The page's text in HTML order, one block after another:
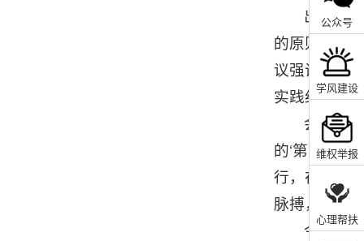
出征仪
的原则，围
议强调，安
实践纪律，
会上，
的‘第二课堂
行，在确保
脉搏，力争
今年我
公众号
学风建设
维权举报
心理帮扶